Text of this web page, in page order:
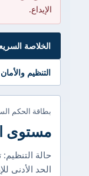
الإيداع.
الخلاصة
التنظيم والأمان
بطاقة الحكم
مستوى
حالة
الحد الأدنى